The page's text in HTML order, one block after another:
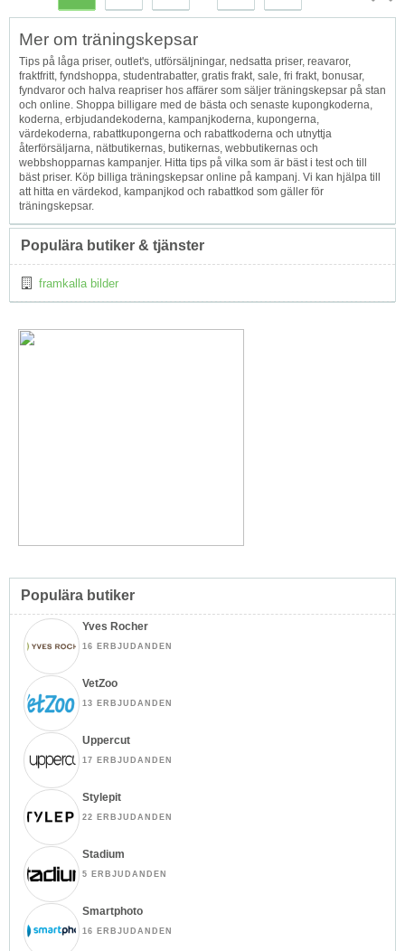
Topp
Mer om träningskepsar
Tips på låga priser, outlet's, utförsäljningar, nedsatta priser, reavaror,
fraktfritt, fyndshoppa, studentrabatter, gratis frakt, sale, fri frakt, bonusar,
fyndvaror och halva reapriser hos affärer som säljer träningskepsar på stan
och online. Shoppa billigare med de bästa och senaste kupongkoderna,
koderna, erbjudandekoderna, kampanjkoderna, kupongerna,
värdekoderna, rabattkupongerna och rabattkoderna och utnyttja
återförsäljarna, nätbutikernas, butikernas, webbutikernas och
webbshopparnas kampanjer. Hitta tips på vilka som är bäst i test och till
bäst priser. Köp billiga träningskepsar online på kampanj. Vi kan hjälpa till
att hitta en värdekod, kampanjkod och rabattkod som gäller för
träningskepsar.
Populära butiker & tjänster
framkalla bilder
Populära butiker
Yves Rocher
16 ERBJUDANDEN
VetZoo
13 ERBJUDANDEN
Uppercut
17 ERBJUDANDEN
Stylepit
22 ERBJUDANDEN
Stadium
5 ERBJUDANDEN
Smartphoto
16 ERBJUDANDEN